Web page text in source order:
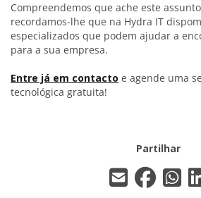
Compreendemos que ache este
recordamos-lhe que na Hydra IT
especializados que podem ajudar a
para a sua empresa.
Entre já em contacto e agende uma
tecnológica gratuita!
Partilhar